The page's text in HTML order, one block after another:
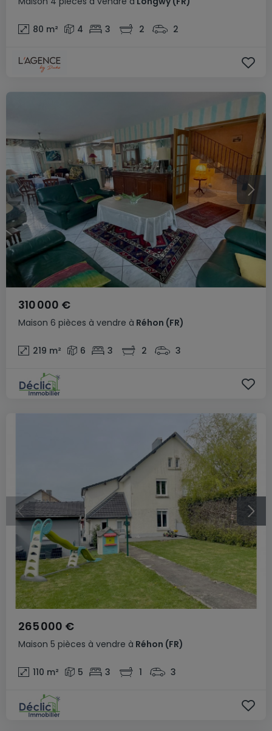
80 m² 4 3 2 2
Maison 6 pièces à vendre à Réhon (FR)
310 000 €
219 m² 6 3 2 3
Maison 5 pièces à vendre à Réhon (FR)
265 000 €
110 m² 5 3 1 3